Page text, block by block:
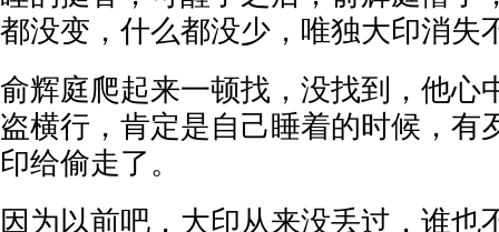
都没变，什么都没少，唯独大印消失
俞辉庭爬起来一顿找，没找到，他心
盗横行，肯定是自己睡着的时候，有
印给偷走了。
因为以前吧，大印从来没丢过，谁也